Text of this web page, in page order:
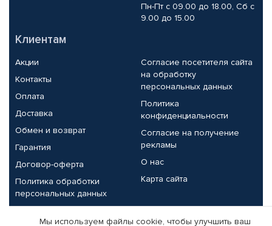
Пн-Пт с 09.00 до 18.00, Сб с
9.00 до 15.00
Клиентам
Акции
Контакты
Оплата
Доставка
Обмен и возврат
Гарантия
Договор-оферта
Политика обработки
персональных данных
Согласие посетителя сайта
на обработку
персональных данных
Политика
конфиденциальности
Согласие на получение
рекламы
О нас
Карта сайта
Партнерам
Мы используем файлы cookie, чтобы улучшить ваш